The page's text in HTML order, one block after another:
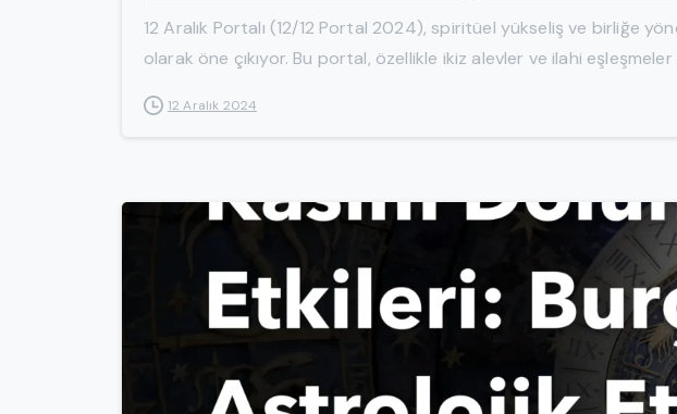
12 Aralık Portalı (12/12 Portal 2024), spiritüel yükseliş ve birliğe
olarak öne çıkıyor. Bu portal, özellikle ikiz alevler ve ilahi
12 Aralık 2024